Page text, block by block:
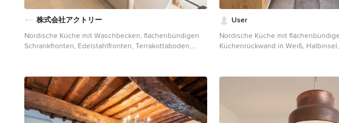
株式会社アクトリー
Nordische Küche mit Waschbecken, flächenbündigen
Schrankfronten, Edelstahlfronten, Terrakottaboden,
User
Nordische Küche mit
Küchenrückwand in Weiß,